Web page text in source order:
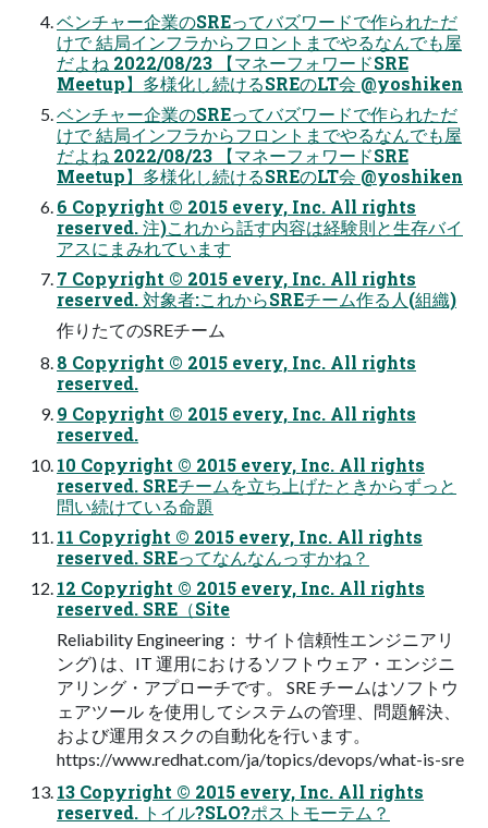
ベンチャー企業のSREってバズワードで作られただ
けで 結局インフラからフロントまでやるなんでも屋
だよね 2022/08/23 【マネーフォワードSRE
Meetup】多様化し続けるSREのLT会 @yoshiken
ベンチャー企業のSREってバズワードで作られただ
けで 結局インフラからフロントまでやるなんでも屋
だよね 2022/08/23 【マネーフォワードSRE
Meetup】多様化し続けるSREのLT会 @yoshiken
6 Copyright © 2015 every, Inc. All rights
reserved. 注)これから話す内容は経験則と生存バイ
アスにまみれています
7 Copyright © 2015 every, Inc. All rights
reserved. 対象者:これからSREチーム作る人(組織)
作りたてのSREチーム
8 Copyright © 2015 every, Inc. All rights
reserved.
9 Copyright © 2015 every, Inc. All rights
reserved.
10 Copyright © 2015 every, Inc. All rights
reserved. SREチームを立ち上げたときからずっと
問い続けている命題
11 Copyright © 2015 every, Inc. All rights
reserved. SREってなんなんっすかね？
12 Copyright © 2015 every, Inc. All rights
reserved. SRE（Site
Reliability Engineering： サイト信頼性エンジニアリ
ング) は、IT 運用にお けるソフトウェア・エンジニ
アリング・アプローチです。 SRE チームはソフトウ
ェアツール を使用してシステムの管理、問題解決、
および運用タスクの自動化を行います。
https://www.redhat.com/ja/topics/devops/what-is-sre
13 Copyright © 2015 every, Inc. All rights
reserved. トイル?SLO?ポストモーテム？